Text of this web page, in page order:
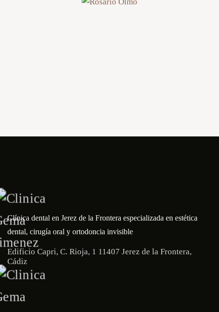
Clínica dental en Jerez de la Frontera especializada en estética
dental, cirugía oral y ortodoncia invisible
Edificio Capri, C. Rioja, 1 11407 Jerez de la Frontera,
Cádiz